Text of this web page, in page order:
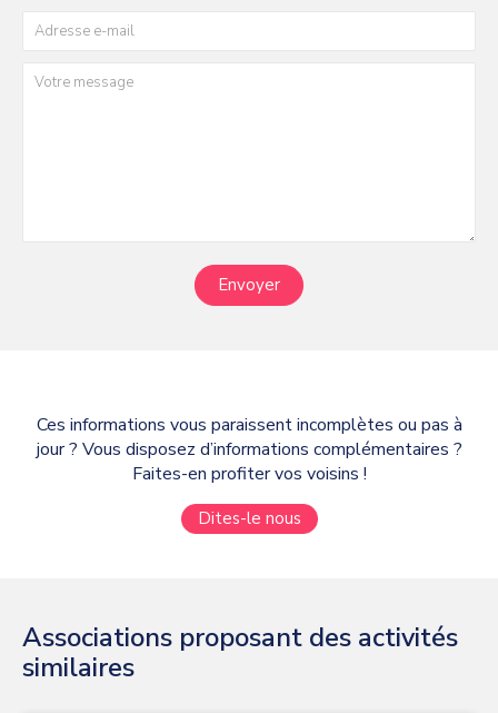
Envoyer
Ces informations vous paraissent incomplètes ou pas à
jour ? Vous disposez d’informations complémentaires ?
Faites-en profiter vos voisins !
Dites-le nous
Associations proposant des activités
similaires